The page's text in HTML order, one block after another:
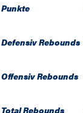
Punkte
Defensiv Rebounds
Offensiv Rebounds
Total Rebounds